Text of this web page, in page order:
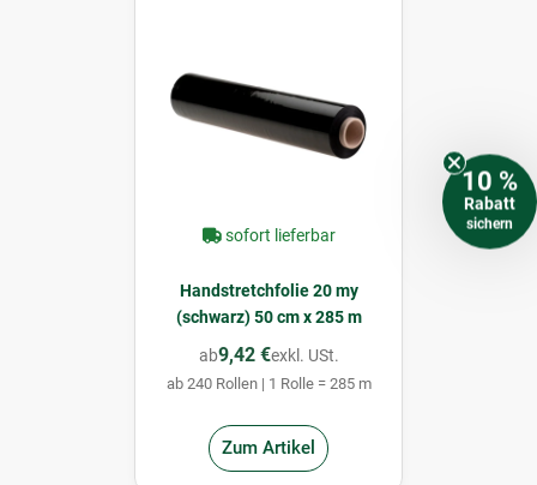
sofort lieferbar
Handstretchfolie 20 my
(schwarz) 50 cm x 285 m
ab9,42 €exkl. USt.
ab 240 Rollen | 1 Rolle = 285 m
Zum Artikel
10 %
Rabatt
sichern